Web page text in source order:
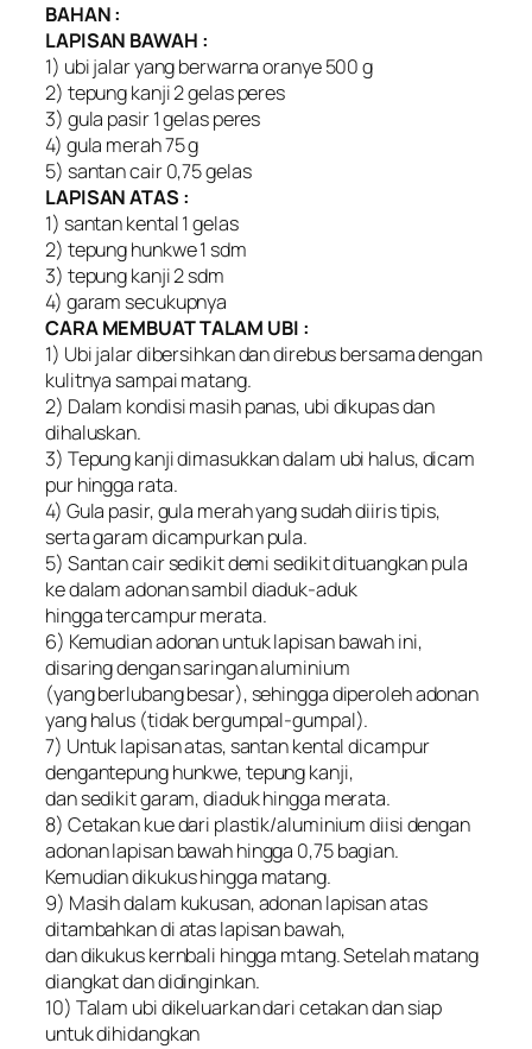
BAHAN :
LAPISAN BAWAH :
1) ubi jalar yang berwarna oranye 500 g
2) tepung kanji 2 gelas peres
3) gula pasir 1 gelas peres
4) gula merah 75 g
5) santan cair 0,75 gelas
LAPISAN ATAS :
1) santan kental 1 gelas
2) tepung hunkwe 1 sdm
3) tepung kanji 2 sdm
4) garam secukupnya
CARA MEMBUAT TALAM UBI :
1) Ubi jalar dibersihkan dan direbus bersama dengan
kulitnya sampai matang.
2) Dalam kondisi masih panas, ubi dikupas dan
dihaluskan.
3) Tepung kanji dimasukkan dalam ubi halus, dicam
pur hingga rata.
4) Gula pasir, gula merah yang sudah diiris tipis,
serta garam dicampurkan pula.
5) Santan cair sedikit demi sedikit dituangkan pula
ke dalam adonan sambil diaduk-aduk
hingga tercampur merata.
6) Kemudian adonan untuk lapisan bawah ini,
disaring dengan saringan aluminium
(yang berlubang besar), sehingga diperoleh adonan
yang halus (tidak bergumpal-gumpal).
7) Untuk lapisan atas, santan kental dicampur
dengantepung hunkwe, tepung kanji,
dan sedikit garam, diaduk hingga merata.
8) Cetakan kue dari plastik/aluminium diisi dengan
adonan lapisan bawah hingga 0,75 bagian.
Kemudian dikukus hingga matang.
9) Masih dalam kukusan, adonan lapisan atas
ditambahkan di atas lapisan bawah,
dan dikukus kernbali hingga mtang. Setelah matang
diangkat dan didinginkan.
10) Talam ubi dikeluarkan dari cetakan dan siap
untuk dihidangkan